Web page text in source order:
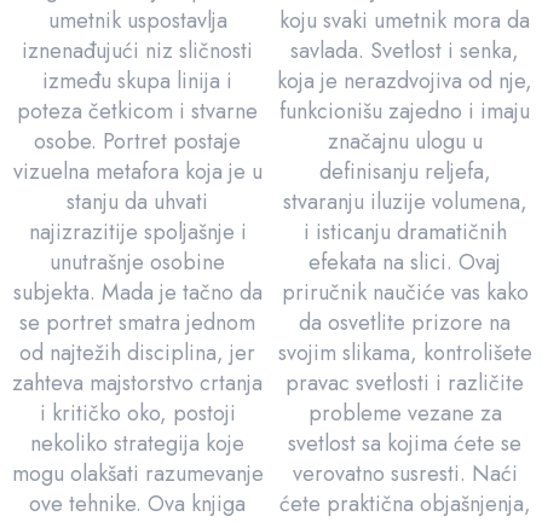
umetnik uspostavlja
iznenađujući niz sličnosti
između skupa linija i
poteza četkicom i stvarne
osobe. Portret postaje
vizuelna metafora koja je u
stanju da uhvati
najizrazitije spoljašnje i
unutrašnje osobine
subjekta. Mada je tačno da
se portret smatra jednom
od najtežih disciplina, jer
zahteva majstorstvo crtanja
i kritičko oko, postoji
nekoliko strategija koje
mogu olakšati razumevanje
ove tehnike. Ova knjiga
koju svaki umetnik mora da
savlada. Svetlost i senka,
koja je nerazdvojiva od nje,
funkcionišu zajedno i imaju
značajnu ulogu u
definisanju reljefa,
stvaranju iluzije volumena,
i isticanju dramatičnih
efekata na slici. Ovaj
priručnik naučiće vas kako
da osvetlite prizore na
svojim slikama, kontrolišete
pravac svetlosti i različite
probleme vezane za
svetlost sa kojima ćete se
verovatno susresti. Naći
ćete praktična objašnjenja,